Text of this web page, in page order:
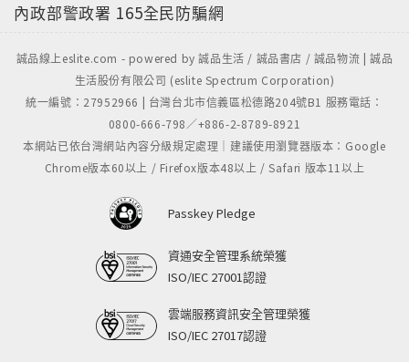
內政部警政署 165全民防騙網
誠品線上eslite.com - powered by 誠品生活 / 誠品書店 / 誠品物流 | 誠品
生活股份有限公司 (eslite Spectrum Corporation)
統一編號：27952966 | 台灣台北市信義區松德路204號B1 服務電話：
0800-666-798／+886-2-8789-8921
本網站已依台灣網站內容分級規定處理｜建議使用瀏覽器版本：Google
Chrome版本60以上 / Firefox版本48以上 / Safari 版本11以上
Passkey Pledge
資通安全管理系統榮獲
ISO/IEC 27001認證
雲端服務資訊安全管理榮獲
ISO/IEC 27017認證